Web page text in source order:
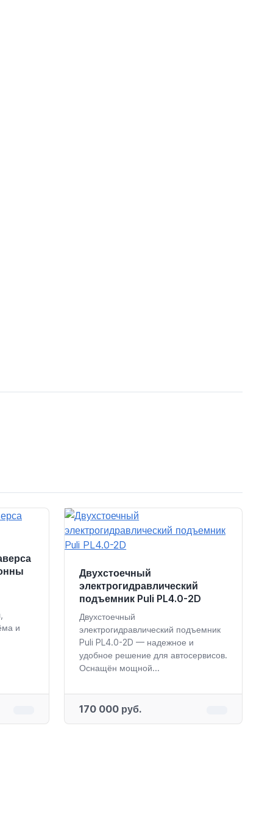
и
Двухстоечный
электрогидравлический
подъемник Puli PL4.0-2D
Двухстоечный
электрогидравлический подъемник
Puli PL4.0-2D — надежное и
удобное решение для автосервисов.
Оснащён мощной...
170 000 руб.